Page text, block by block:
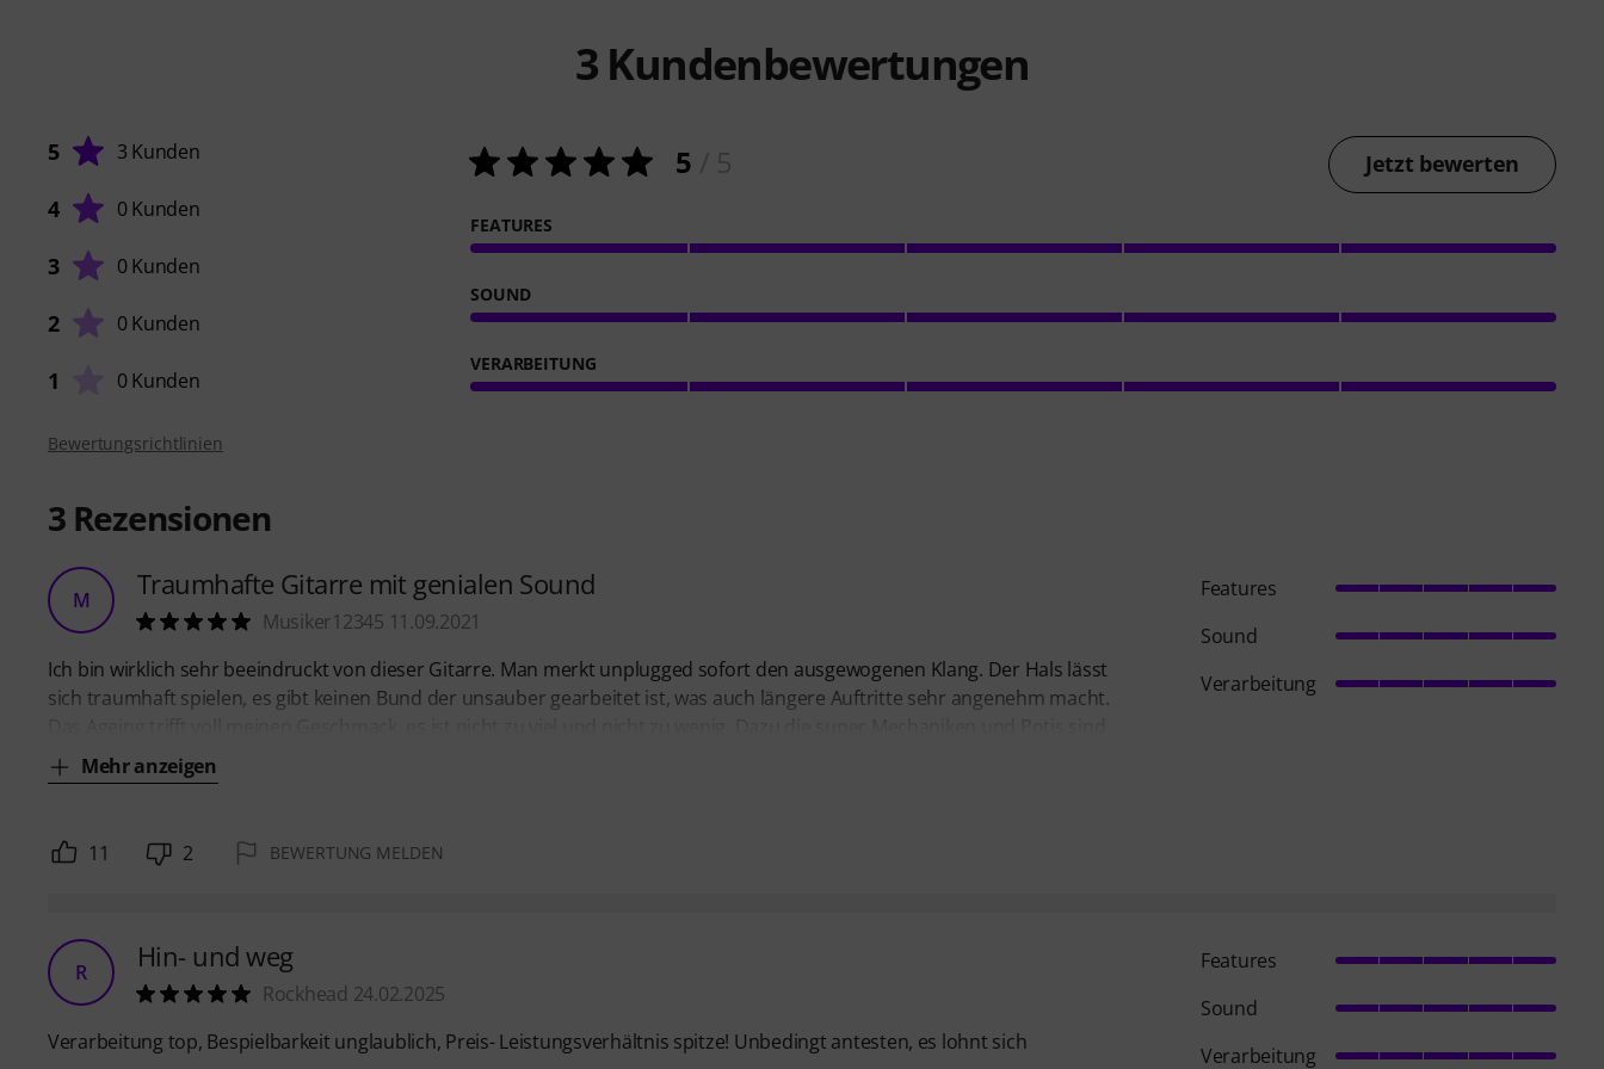
3 Kundenbewertungen
5 3 Kunden
4 0 Kunden
3 0 Kunden
2 0 Kunden
1 0 Kunden
5 Jetzt bewerten
FEATURES
SOUND
VERARBEITUNG
Bewertungsrichtlinien
3 Rezensionen
M Traumhafte Gitarre mit genialen Sound
Musiker12345 11.09.2021
Ich bin wirklich sehr beeindruckt von dieser Gitarre. Man merkt unplugged sofort den ausgewogenen Klang. Der Hals lässt
sich traumhaft spielen, es gibt keinen Bund der unsauber gearbeitet ist, was auch längere Auftritte sehr angenehm macht.
Mehr anzeigen
Features
Sound
Verarbeitung
11 2 BEWERTUNG MELDEN
R Hin- und weg
Rockhead 24.02.2025
Verarbeitung top, Bespielbarkeit unglaublich, Preis- Leistungsverhältnis spitze! Unbedingt antesten, es lohnt sich
Features
Sound
Verarbeitung